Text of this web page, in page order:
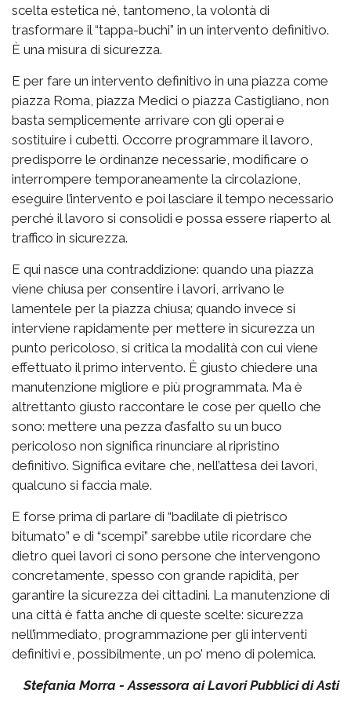
scelta estetica né, tantomeno, la volontà di
trasformare il “tappa-buchi” in un intervento definitivo.
È una misura di sicurezza.
E per fare un intervento definitivo in una piazza come
piazza Roma, piazza Medici o piazza Castigliano, non
basta semplicemente arrivare con gli operai e
sostituire i cubetti. Occorre programmare il lavoro,
predisporre le ordinanze necessarie, modificare o
interrompere temporaneamente la circolazione,
eseguire l’intervento e poi lasciare il tempo necessario
perché il lavoro si consolidi e possa essere riaperto al
traffico in sicurezza.
E qui nasce una contraddizione: quando una piazza
viene chiusa per consentire i lavori, arrivano le
lamentele per la piazza chiusa; quando invece si
interviene rapidamente per mettere in sicurezza un
punto pericoloso, si critica la modalità con cui viene
effettuato il primo intervento. È giusto chiedere una
manutenzione migliore e più programmata. Ma è
altrettanto giusto raccontare le cose per quello che
sono: mettere una pezza d’asfalto su un buco
pericoloso non significa rinunciare al ripristino
definitivo. Significa evitare che, nell’attesa dei lavori,
qualcuno si faccia male.
E forse prima di parlare di “badilate di pietrisco
bitumato” e di “scempi” sarebbe utile ricordare che
dietro quei lavori ci sono persone che intervengono
concretamente, spesso con grande rapidità, per
garantire la sicurezza dei cittadini. La manutenzione di
una città è fatta anche di queste scelte: sicurezza
nell’immediato, programmazione per gli interventi
definitivi e, possibilmente, un po’ meno di polemica.
Stefania Morra - Assessora ai Lavori Pubblici di Asti